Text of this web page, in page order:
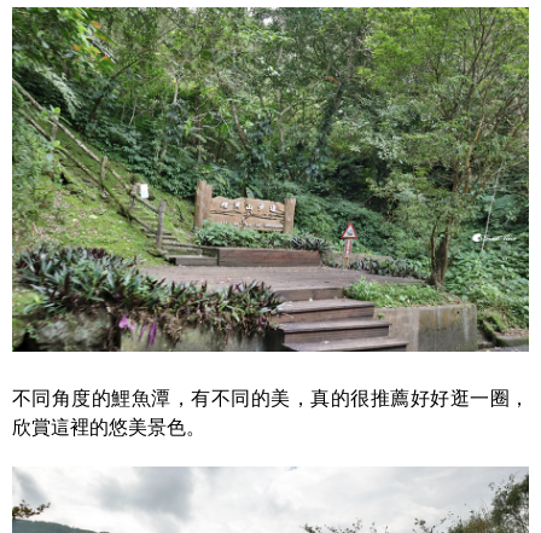
不同角度的鯉魚潭，有不同的美，真的很推薦好好逛一圈，
欣賞這裡的悠美景色。